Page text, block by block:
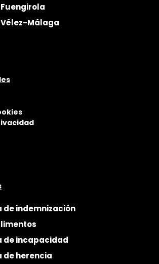
Málaga
indemnización
de incapacidad
herencia